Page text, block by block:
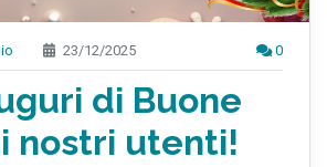
23/12/2025 0
di Buone
nostri utenti!